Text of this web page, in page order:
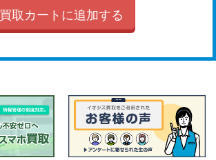
買取カートに追加する